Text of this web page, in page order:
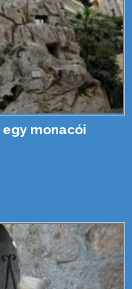
monacói